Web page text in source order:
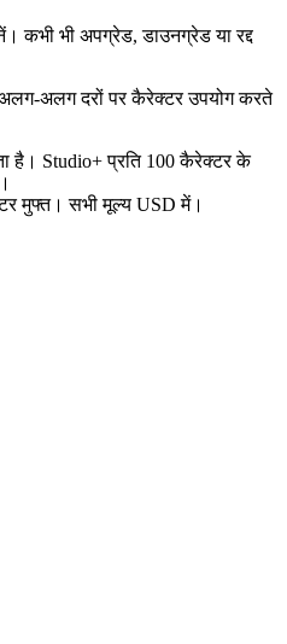
कभी भी अपग्रेड, डाउनग्रेड या रद्द
अलग दरों पर कैरेक्टर उपयोग करते
है। Studio+ प्रति 100 कैरेक्टर के
मुफ्त। सभी मूल्य USD में।